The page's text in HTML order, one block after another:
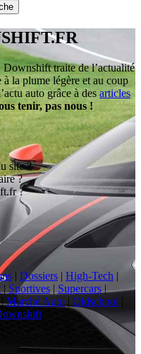
Downshift traite de l’actualité
la plume légère et au coup
auto grâce à des articles
tenir, pas nous !
site ?
?
?
| Dossiers | High-Tech |
| Sportives | Supercars |
Marché Auto | Oldschool |